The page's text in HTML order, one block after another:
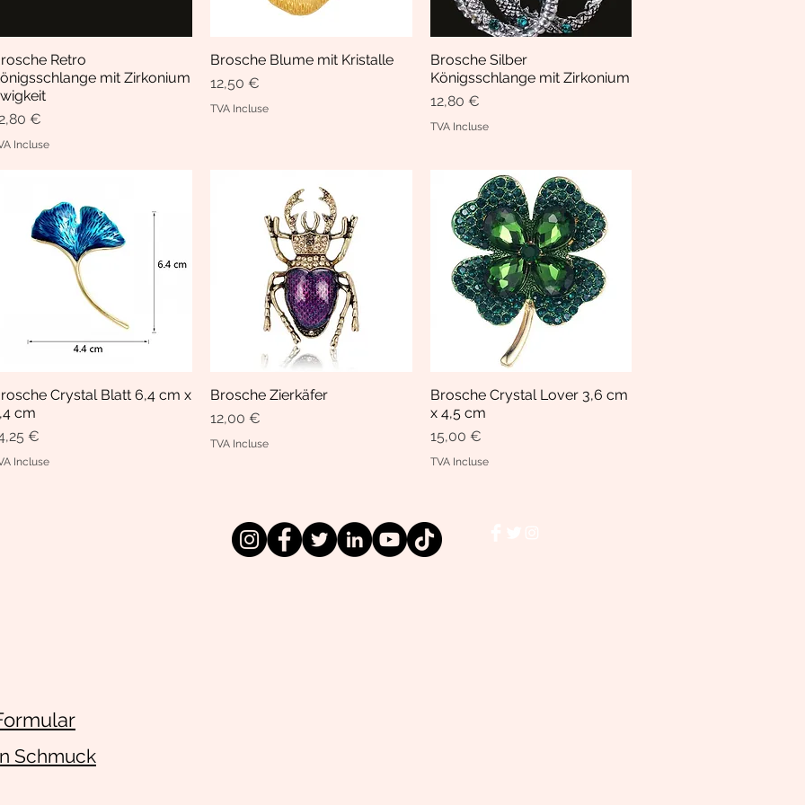
Aperçu rapide
Retro
mit Zirkonium
€
Incluse
Aperçu rapide
Brosche Blume mit Kristalle
Prix
12,50 €
TVA Incluse
Aperçu rapide
Brosche Silber
Königsschlange mit Zirkonium
Prix
12,80 €
TVA Incluse
Aperçu rapide
Crystal Blatt 6,4 cm x
cm
€
Incluse
Aperçu rapide
Brosche Zierkäfer
Prix
12,00 €
TVA Incluse
Aperçu rapide
Brosche Crystal Lover 3,6 cm
x 4,5 cm
Prix
15,00 €
TVA Incluse
Schmuck